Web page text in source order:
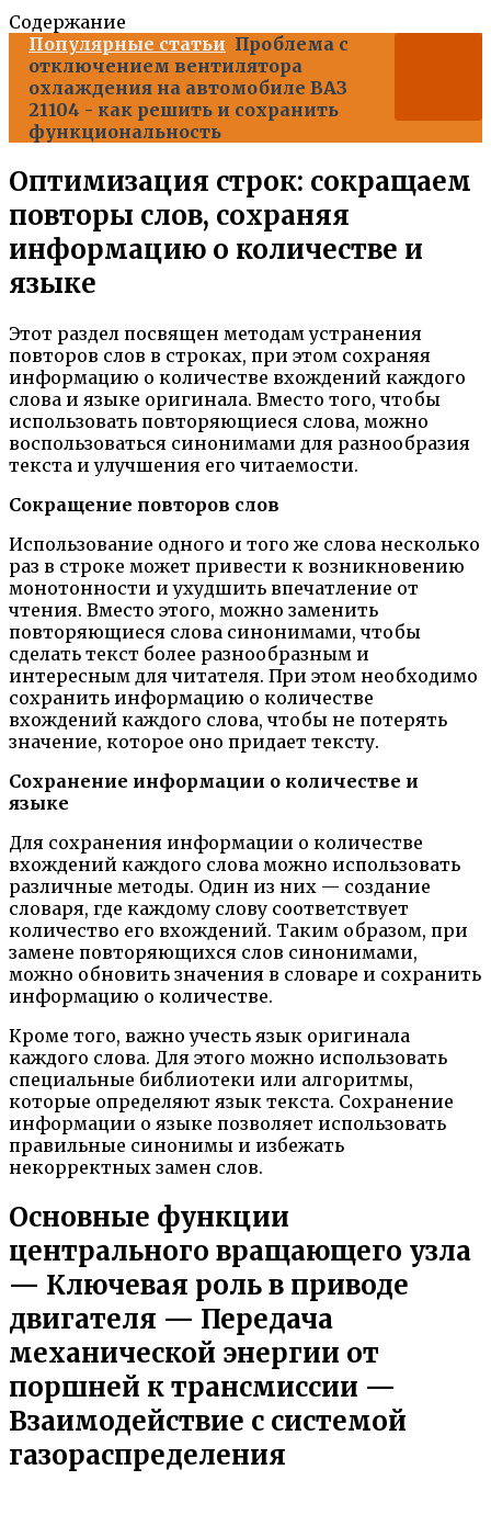
Содержание
Популярные статьи Проблема с
отключением вентилятора
охлаждения на автомобиле ВАЗ
21104 - как решить и сохранить
функциональность
Оптимизация строк: сокращаем
повторы слов, сохраняя
информацию о количестве и
языке
Этот раздел посвящен методам устранения
повторов слов в строках, при этом сохраняя
информацию о количестве вхождений каждого
слова и языке оригинала. Вместо того, чтобы
использовать повторяющиеся слова, можно
воспользоваться синонимами для разнообразия
текста и улучшения его читаемости.
Сокращение повторов слов
Использование одного и того же слова несколько
раз в строке может привести к возникновению
монотонности и ухудшить впечатление от
чтения. Вместо этого, можно заменить
повторяющиеся слова синонимами, чтобы
сделать текст более разнообразным и
интересным для читателя. При этом необходимо
сохранить информацию о количестве
вхождений каждого слова, чтобы не потерять
значение, которое оно придает тексту.
Сохранение информации о количестве и
языке
Для сохранения информации о количестве
вхождений каждого слова можно использовать
различные методы. Один из них — создание
словаря, где каждому слову соответствует
количество его вхождений. Таким образом, при
замене повторяющихся слов синонимами,
можно обновить значения в словаре и сохранить
информацию о количестве.
Кроме того, важно учесть язык оригинала
каждого слова. Для этого можно использовать
специальные библиотеки или алгоритмы,
которые определяют язык текста. Сохранение
информации о языке позволяет использовать
правильные синонимы и избежать
некорректных замен слов.
Основные функции
центрального вращающего узла
— Ключевая роль в приводе
двигателя — Передача
механической энергии от
поршней к трансмиссии —
Взаимодействие с системой
газораспределения